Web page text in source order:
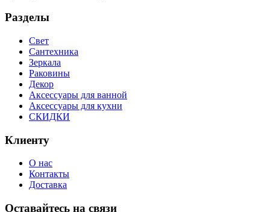
Разделы
Свет
Сантехника
Зеркала
Раковины
Декор
Аксессуары для ванной
Аксессуары для кухни
СКИДКИ
Клиенту
О нас
Контакты
Доставка
Оставайтесь на связи